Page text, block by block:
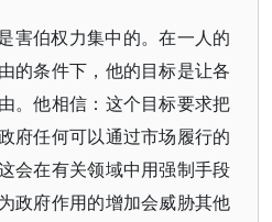
害伯权力集中的。在一人的
的条件下，他的目标是让各
。他相信：这个目标要求把
府任何可以通过市场履行的
会在有关领域中用强制手段
政府作用的增加会威胁其他